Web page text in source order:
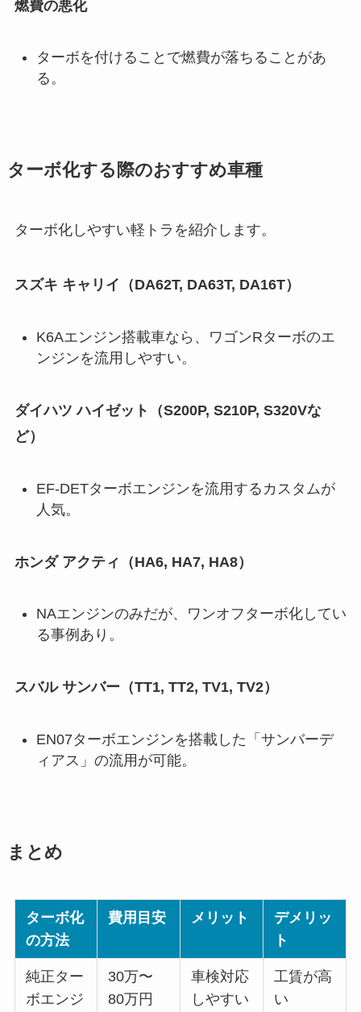
燃費の悪化
ターボを付けることで燃費が落ちることがあ
る。
ターボ化する際のおすすめ車種
ターボ化しやすい軽トラを紹介します。
スズキ キャリイ（DA62T, DA63T, DA16T）
K6Aエンジン搭載車なら、ワゴンRターボのエ
ンジンを流用しやすい。
ダイハツ ハイゼット（S200P, S210P, S320Vな
ど）
EF-DETターボエンジンを流用するカスタムが
人気。
ホンダ アクティ（HA6, HA7, HA8）
NAエンジンのみだが、ワンオフターボ化してい
る事例あり。
スバル サンバー（TT1, TT2, TV1, TV2）
EN07ターボエンジンを搭載した「サンバーデ
ィアス」の流用が可能。
まとめ
ターボ化
の方法
費用目安 メリット
デメリッ
ト
純正ター
ボエンジ
30万〜
80万円
車検対応
しやすい
工賃が高
い